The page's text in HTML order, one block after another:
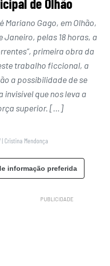
Gago, em Olhão,
Janeiro, pelas 18 horas, a
primeira obra da
trabalho ficcional, a
a possibilidade de se
invisível que nos leva a
superior. […]
| Cristina Mendonça
informação preferida